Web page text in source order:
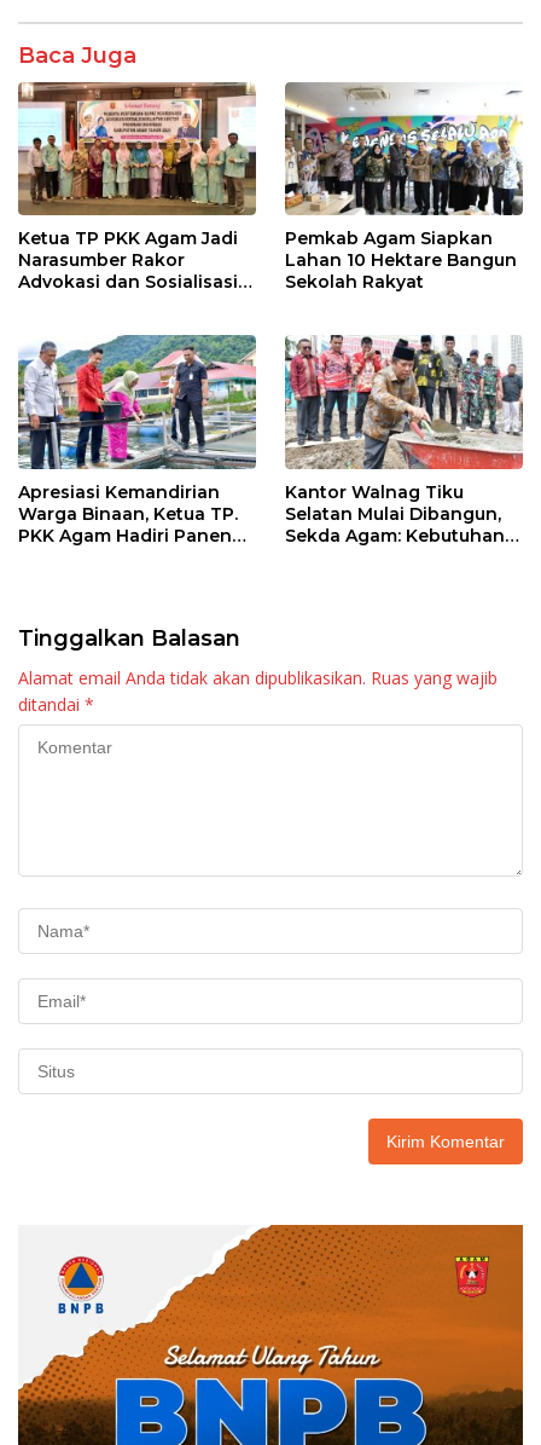
o
o
k
p
p
Baca Juga
Ketua TP PKK Agam Jadi
Narasumber Rakor
Advokasi dan Sosialisasi
Pemkab Agam Siapkan
Lahan 10 Hektare Bangun
Sekolah Rakyat
Apresiasi Kemandirian
Warga Binaan, Ketua TP.
PKK Agam Hadiri Panen
Kantor Walnag Tiku
Selatan Mulai Dibangun,
Sekda Agam: Kebutuhan
Tinggalkan Balasan
Alamat email Anda tidak akan dipublikasikan. Ruas yang wajib
ditandai *